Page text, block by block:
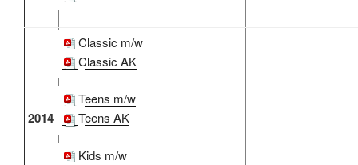
2014
Classic m/w
Classic AK
Teens m/w
Teens AK
Kids m/w